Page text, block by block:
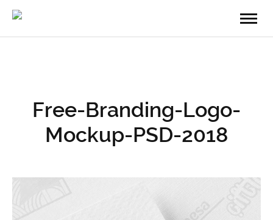
Free-Branding-Logo-
Mockup-PSD-2018